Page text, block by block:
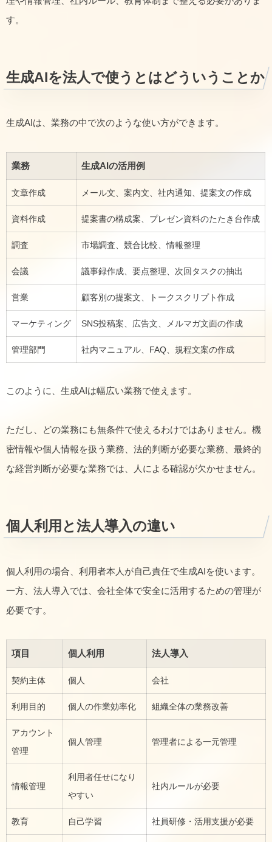
す。
生成AIを法人で使うとはどういうことか
生成AIは、業務の中で次のような使い方ができます。
業務 生成AIの活用例
文章作成 メール文、案内文、社内通知、提案文の作成
資料作成 提案書の構成案、プレゼン資料のたたき台作成
調査 市場調査、競合比較、情報整理
会議 議事録作成、要点整理、次回タスクの抽出
営業 顧客別の提案文、トークスクリプト作成
マーケティング SNS投稿案、広告文、メルマガ文面の作成
管理部門 社内マニュアル、FAQ、規程文案の作成
このように、生成AIは幅広い業務で使えます。
ただし、どの業務にも無条件で使えるわけではありません。機
密情報や個人情報を扱う業務、法的判断が必要な業務、最終的
な経営判断が必要な業務では、人による確認が欠かせません。
個人利用と法人導入の違い
個人利用の場合、利用者本人が自己責任で生成AIを使います。
一方、法人導入では、会社全体で安全に活用するための管理が
必要です。
項目 個人利用 法人導入
契約主体 個人 会社
利用目的 個人の作業効率化 組織全体の業務改善
アカウント
管理
個人管理 管理者による一元管理
情報管理
利用者任せになり
やすい
社内ルールが必要
教育 自己学習 社員研修・活用支援が必要